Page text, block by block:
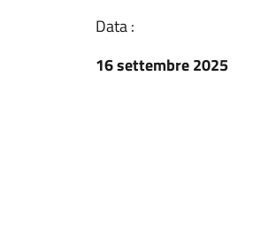
Data :
16 settembre 2025